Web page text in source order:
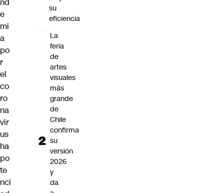
e
mi
a
po
r
el
co
ro
na
vir
us
ha
po
te
nci
su
eficiencia
La
feria
de
artes
visuales
más
grande
de
Chile
confirma
su
versión
2026
y
da